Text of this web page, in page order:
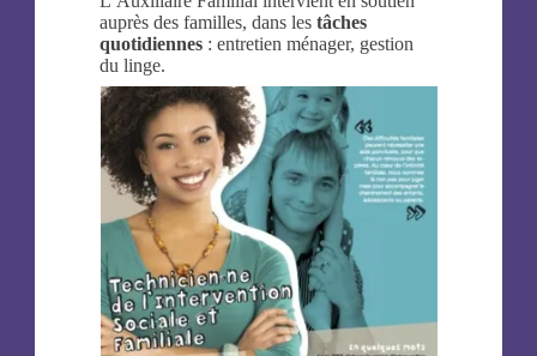
auprès des familles, dans lestâches
quotidiennes : entretien ménager, gestion
du linge.